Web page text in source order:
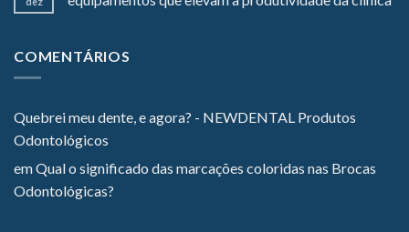
COMENTÁRIOS
Quebrei meu dente, e agora? - NEWDENTAL Produtos
Odontológicos
emQual o significado das marcações coloridas nas Brocas
Odontológicas?